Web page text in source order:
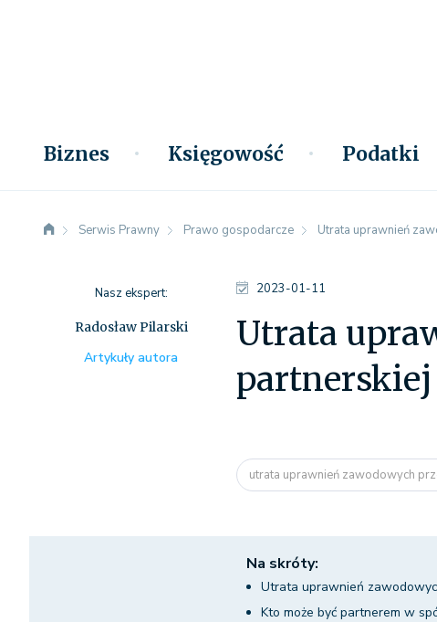
Biznes Księgowość Podatki
Serwis Prawny Prawo gospodarcze Utrata uprawnień
2023-01-11
Utrata
partnerskiej
utrata uprawnień zawodowych
Nasz ekspert:
Radosław Pilarski
Artykuły autora
Na skróty:
Utrata uprawnień
Kto może być partnerem w